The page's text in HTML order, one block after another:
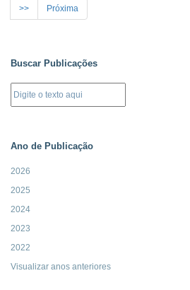
>> Próxima
Buscar Publicações
Ano de Publicação
2026
2025
2024
2023
2022
Visualizar anos anteriores